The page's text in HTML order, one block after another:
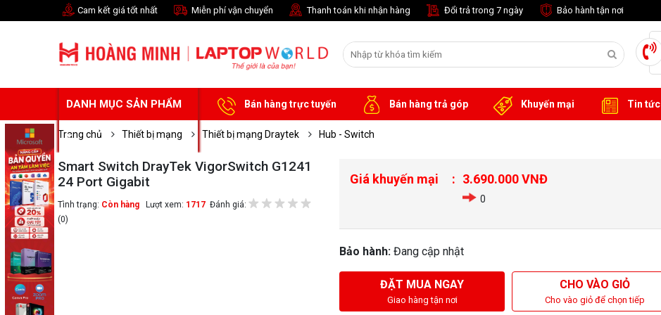
Cam kết giá tốt nhất Miễn phí vận chuyển Thanh toán khi nhận hàng Đổi trả trong 7 ngày Bảo hành tận nơi
DANH MỤC SẢN PHẨM Bán hàng trực tuyến Bán hàng trả góp Khuyến mại Tin tức
Trang chủ Thiết bị mạng Thiết bị mạng Draytek Hub - Switch
Smart Switch DrayTek VigorSwitch G1241
24 Port Gigabit
Tình trạng: Còn hàng Lượt xem: 1717 Đánh giá:
(0)
Giá khuyến mại 3.690.000 VNĐ
0
Bảo hành: Đang cập nhật
ĐẶT MUA NGAY
Giao hàng tận nơi
CHO VÀO GIỎ
Cho vào giỏ để chọn tiếp